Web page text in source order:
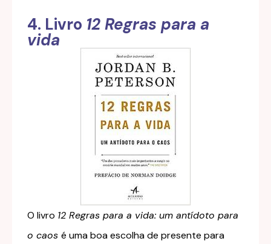
4. Livro 12 Regras para a
vida
O livro 12 Regras para a vida: um antídoto para
o caos é uma boa escolha de presente para